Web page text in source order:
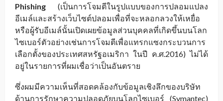
Phishing (เป็นการโจมตีในรูปแบบของการปลอมแปลง
อีเมล์และสร้างเว็บไซต์ปลอมเพื่อที่จะหลอกลวงให้เหยื่อ
หรือผู้รับอีเมล์นั้นเปิดเผยข้อมูลส่วนบุคคลที่เกิดขึ้นบนโลก
ไซเบอร์ตัวอย่างเช่นการโจมตีเพื่อแทรกแซงกระบวนการ
เลือกตั้งของประเทศสหรัฐอเมริกา ในปี ค.ศ.2016) ไม่ได้
อยู่ในรายการที่ผมเชื่อว่าเป็นอันตราย
ซึ่งผมมีความเห็นที่สอดคล้องกับข้อมูลเชิงลึกของบริษัท
ด้านการรักษาความปลอดภัยบนโลกไซเบอร์ (Symantec)